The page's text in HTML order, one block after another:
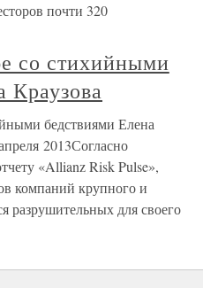
почти 320
со стихийными
Краузова
бедствиями Елена
2013Согласно
«Allianz Risk Pulse»,
компаний крупного и
разрушительных для своего